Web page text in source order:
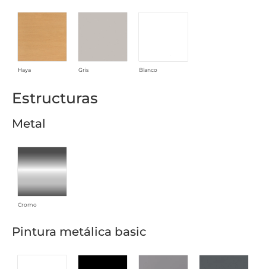
Haya Gris Blanco
Estructuras
Metal
Cromo
Pintura metálica basic